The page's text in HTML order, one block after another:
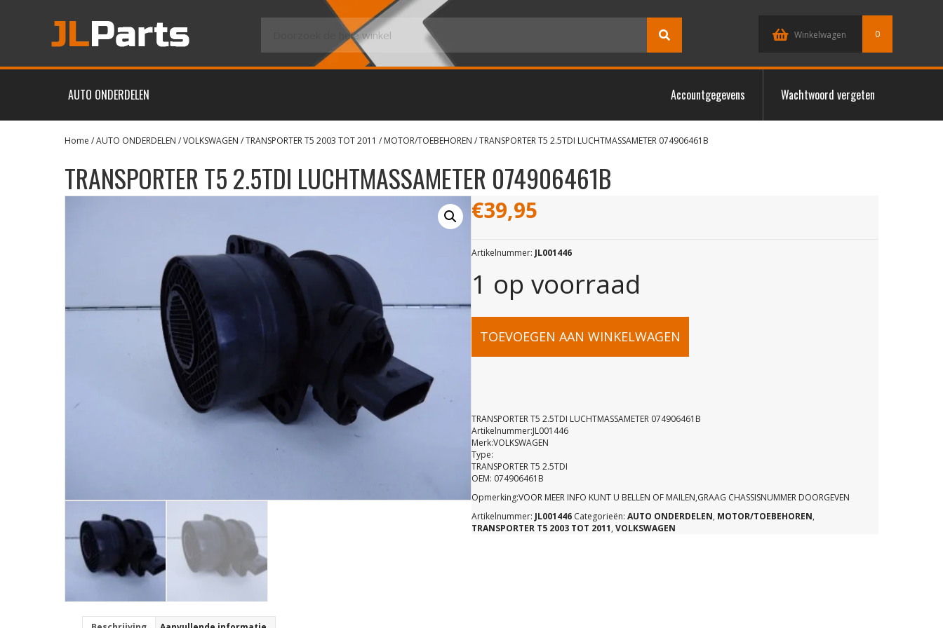
Winkelwagen 0
AUTO ONDERDELEN Accountgegevens Wachtwoord vergeten
Home /AUTO ONDERDELEN /VOLKSWAGEN /TRANSPORTER T5 2003 TOT 2011 / MOTOR/TOEBEHOREN / TRANSPORTER T5 2.5TDI LUCHTMASSAMETER 074906461B
TRANSPORTER T5 2.5TDI LUCHTMASSAMETER 074906461B
€39,95
Artikelnummer: JL001446
1 op voorraad
TRANSPORTER
2.5TDI
LUCHTMASSAMETER
074906461B
aantal
TOEVOEGEN AAN WINKELWAGEN
TRANSPORTER T5 2.5TDI LUCHTMASSAMETER 074906461B
Artikelnummer:JL001446
Merk:VOLKSWAGEN
Type:
TRANSPORTER T5 2.5TDI
OEM: 074906461B
Opmerking:VOOR MEER INFO KUNT U BELLEN OF MAILEN,GRAAG CHASSISNUMMER DOORGEVEN
Artikelnummer: JL001446 Categorieën: AUTO ONDERDELEN, MOTOR/TOEBEHOREN,
TRANSPORTER T5 2003 TOT 2011, VOLKSWAGEN